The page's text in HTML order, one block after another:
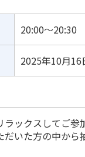
20:00～20:30
2025年10月16
ックスしてご参
いた方の中から